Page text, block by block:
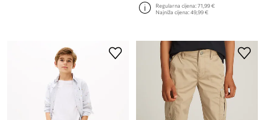
Regularna cijena:71,99 €
Najniža cijena:49,99 €